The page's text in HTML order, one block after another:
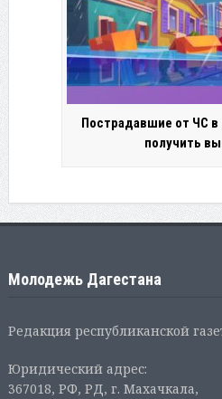
Пострадавшие от ЧС в
получить
Молодежь Дагестана
Редакция республиканской
Юридический адрес:
367018, РФ, РД, г. Махачкала,